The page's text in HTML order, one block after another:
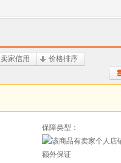
卖家信用 价格排序
保障类型：